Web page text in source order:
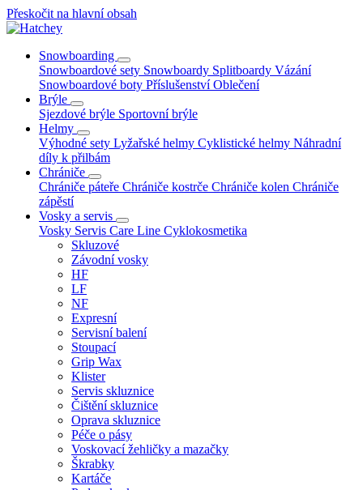
Přeskočit na hlavní obsah
Snowboarding
Snowboardové sety Snowboardy Splitboardy Vázání
Snowboardové boty PříslušenstvíOblečení
Brýle
Sjezdové brýle Sportovní brýle
Helmy
Výhodné sety Lyžařské helmy Cyklistické helmy Náhradní
díly k přilbám
Chrániče
Chrániče páteře Chrániče kostrče Chrániče kolen Chrániče
zápěstí
Vosky a servis
Vosky Servis Care Line Cyklokosmetika
Skluzové
Závodní vosky
HF
LF
NF
Expresní
Servisní balení
Stoupací
Grip Wax
Klister
Servis skluznice
Čištění skluznice
Oprava skluznice
Péče o pásy
Voskovací žehličky a mazačky
Škrabky
Kartáče